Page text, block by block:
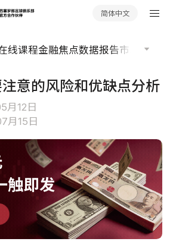
简体中文
线课程金融焦点数据报告市场分析
意的风险和优缺点分析
月12日
月15日